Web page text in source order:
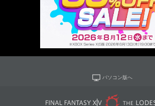
パソコン版へ